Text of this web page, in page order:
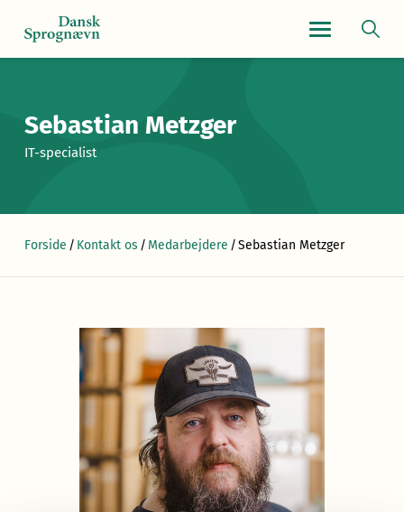
Sebastian Metzger
IT-specialist
Forside / Kontakt os / Medarbejdere /Sebastian Metzger